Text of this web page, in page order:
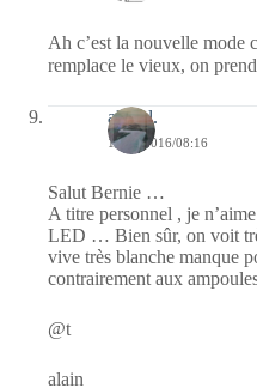
Ah c’est la nouvelle mode
remplace le vieux, on
alain l.
11/10/2016/08:16
Salut Bernie …
A titre personnel , je
LED … Bien sûr, on voit
vive très blanche manque
contrairement aux
@t
alain